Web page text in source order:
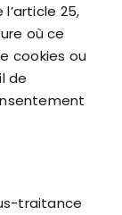
25,
où ce
cookies ou
de
traitance